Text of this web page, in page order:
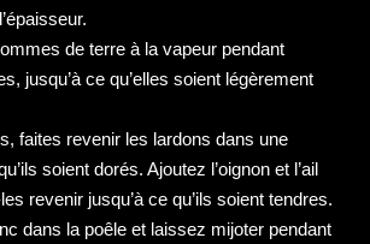
de terre à la vapeur pendant
jusqu’à ce qu’elles soient légèrement
faites revenir les lardons dans une
soient dorés. Ajoutez l’oignon et l’ail
revenir jusqu’à ce qu’ils soient tendres.
dans la poêle et laissez mijoter pendant